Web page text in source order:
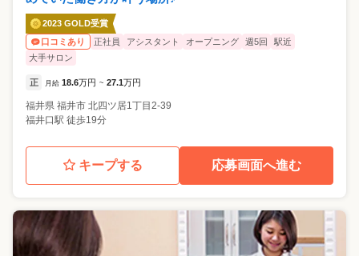
2023 GOLD受賞
口コミあり
正社員 アシスタント オープニング 週5回
駅近
大手サロン
正 月給 18.6万円 ~ 27.1万円
福井県 福井市 北四ツ居1丁目2-39
福井口駅 徒歩19分
キープする 応募画面へ進む